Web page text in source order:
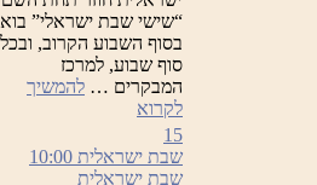
“שישי שבת ישראלי”
בסוף השבוע הקרוב, ובכל
סוף שבוע, למרכז
המבקרים … להמשיך
לקרוא
15
שבת ישראלית 10:00
שבת ישראלית